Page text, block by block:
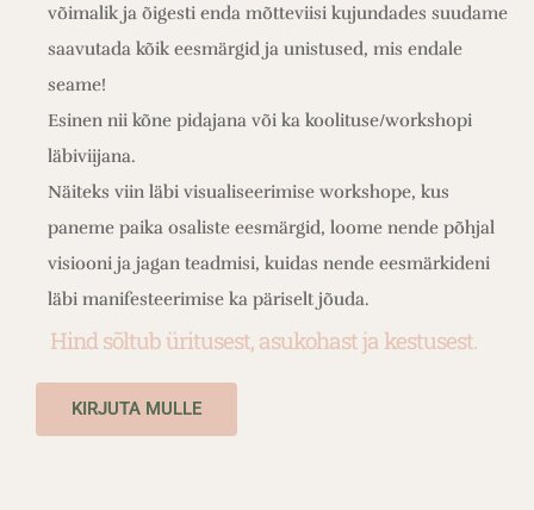
võimalik ja õigesti enda mõtteviisi kujundades suudame
saavutada kõik eesmärgid ja unistused, mis endale
seame!
Esinen nii kõne pidajana või ka koolituse/workshopi
läbiviijana.
Näiteks viin läbi visualiseerimise workshope, kus
paneme paika osaliste eesmärgid, loome nende põhjal
visiooni ja jagan teadmisi, kuidas nende eesmärkideni
läbi manifesteerimise ka päriselt jõuda.
Hind sõltub üritusest, asukohast ja kestusest.
KIRJUTA MULLE